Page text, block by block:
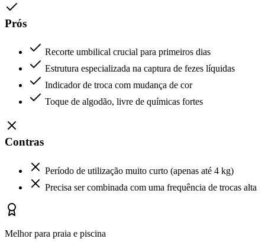
Prós
Recorte umbilical crucial para primeiros dias
Estrutura especializada na captura de fezes líquidas
Indicador de troca com mudança de cor
Toque de algodão, livre de químicas fortes
Contras
Período de utilização muito curto (apenas até 4 kg)
Precisa ser combinada com uma frequência de trocas alta
Melhor para praia e piscina